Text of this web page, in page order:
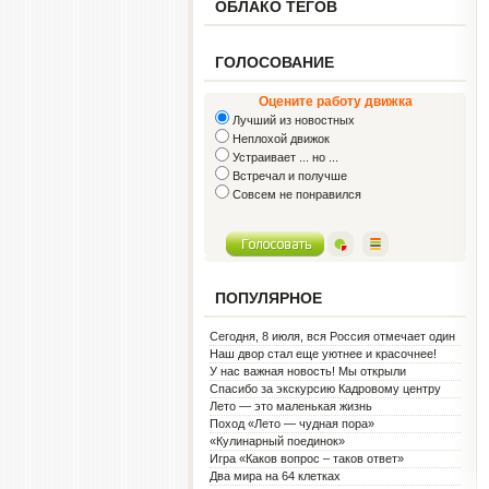
ОБЛАКО ТЕГОВ
ГОЛОСОВАНИЕ
Оцените работу движка
Лучший из новостных
Неплохой движок
Устраивает ... но ...
Встречал и получше
Совсем не понравился
ПОПУЛЯРНОЕ
Сегодня, 8 июля, вся Россия отмечает один
из самых светлых праздников — День
семьи, любви и верности!
Наш двор стал еще уютнее и красочнее!
У нас важная новость! Мы открыли
Социальную гостиную.
Спасибо за экскурсию Кадровому центру
Лето — это маленькая жизнь
Поход «Лето — чудная пора»
«Кулинарный поединок»
Игра «Каков вопрос – таков ответ»
Два мира на 64 клетках